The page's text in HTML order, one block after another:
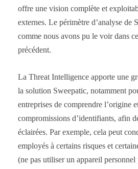
offre une vision complète et
externes. Le périmètre d’analyse de
comme nous avons pu le voir dans
précédent.
La Threat Intelligence apporte une
la solution Sweepatic, notamment
entreprises de comprendre l’origine
compromissions d’identifiants, afin
éclairées. Par exemple, cela peut
employés à certains risques et
(ne pas utiliser un appareil